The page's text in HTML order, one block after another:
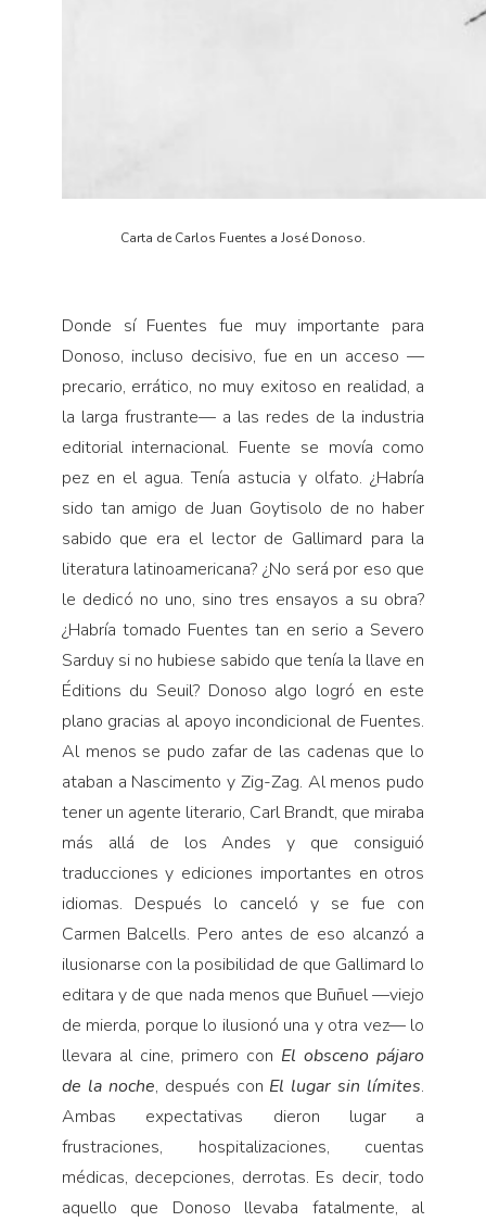
Carta de Carlos Fuentes a José Donoso.
Donde sí Fuentes fue muy importante para
Donoso, incluso decisivo, fue en un acceso —
precario, errático, no muy exitoso en realidad, a
la larga frustrante— a las redes de la industria
editorial internacional. Fuente se movía como
pez en el agua. Tenía astucia y olfato. ¿Habría
sido tan amigo de Juan Goytisolo de no haber
sabido que era el lector de Gallimard para la
literatura latinoamericana? ¿No será por eso que
le dedicó no uno, sino tres ensayos a su obra?
¿Habría tomado Fuentes tan en serio a Severo
Sarduy si no hubiese sabido que tenía la llave en
Éditions du Seuil? Donoso algo logró en este
plano gracias al apoyo incondicional de Fuentes.
Al menos se pudo zafar de las cadenas que lo
ataban a Nascimento y Zig-Zag. Al menos pudo
tener un agente literario, Carl Brandt, que miraba
más allá de los Andes y que consiguió
traducciones y ediciones importantes en otros
idiomas. Después lo canceló y se fue con
Carmen Balcells. Pero antes de eso alcanzó a
ilusionarse con la posibilidad de que Gallimard lo
editara y de que nada menos que Buñuel —viejo
de mierda, porque lo ilusionó una y otra vez— lo
llevara al cine, primero con El obsceno pájaro
de la noche, después con El lugar sin límites.
Ambas expectativas dieron lugar a
frustraciones, hospitalizaciones, cuentas
médicas, decepciones, derrotas. Es decir, todo
aquello que Donoso llevaba fatalmente, al